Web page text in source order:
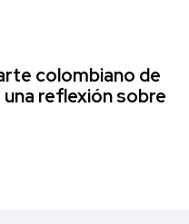
colombiano de
reflexión sobre